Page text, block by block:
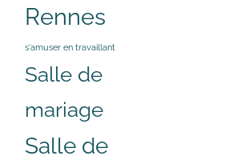
Rennes
s'amuser en travaillant
Salle de
mariage
Salle de